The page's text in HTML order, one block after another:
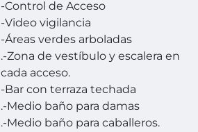
-Control de Acceso
-Video vigilancia
-Áreas verdes arboladas
.-Zona de vestíbulo y escalera en
cada acceso.
-Bar con terraza techada
.-Medio baño para damas
.-Medio baño para caballeros.